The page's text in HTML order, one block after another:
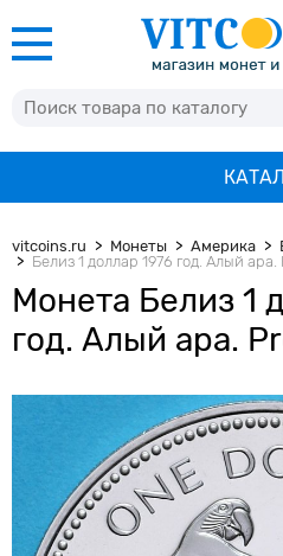
vitcoins.ru Монеты Америка
Белиз 1 доллар 1976 год. Алый ара.
Монета Белиз 1
год. Алый ара.